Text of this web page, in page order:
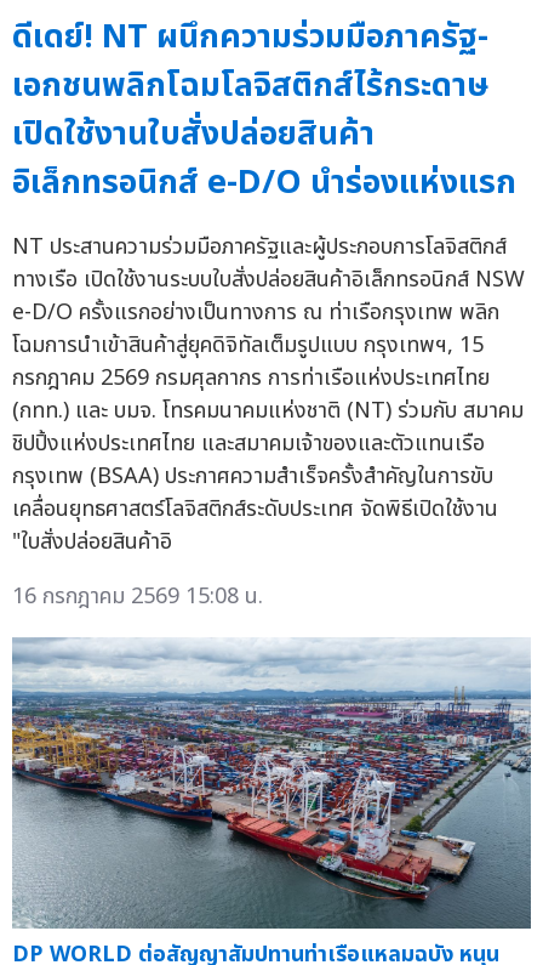
ดีเดย์! NT ผนึกความร่วมมือภาครัฐ-
เอกชนพลิกโฉมโลจิสติกส์ไร้กระดาษ
เปิดใช้งานใบสั่งปล่อยสินค้า
อิเล็กทรอนิกส์ e-D/O นำร่องแห่งแรก
NT ประสานความร่วมมือภาครัฐและผู้ประกอบการโลจิสติกส์
ทางเรือ เปิดใช้งานระบบใบสั่งปล่อยสินค้าอิเล็กทรอนิกส์ NSW
e-D/O ครั้งแรกอย่างเป็นทางการ ณ ท่าเรือกรุงเทพ พลิก
โฉมการนำเข้าสินค้าสู่ยุคดิจิทัลเต็มรูปแบบ กรุงเทพฯ, 15
กรกฎาคม 2569 กรมศุลกากร การท่าเรือแห่งประเทศไทย
(กทท.) และ บมจ. โทรคมนาคมแห่งชาติ (NT) ร่วมกับ สมาคม
ชิปปิ้งแห่งประเทศไทย และสมาคมเจ้าของและตัวแทนเรือ
กรุงเทพ (BSAA) ประกาศความสำเร็จครั้งสำคัญในการขับ
เคลื่อนยุทธศาสตร์โลจิสติกส์ระดับประเทศ จัดพิธีเปิดใช้งาน
"ใบสั่งปล่อยสินค้าอิ
16 กรกฎาคม 2569 15:08 น.
DP WORLD ต่อสัญญาสัมปทานท่าเรือแหลมฉบัง หนุน